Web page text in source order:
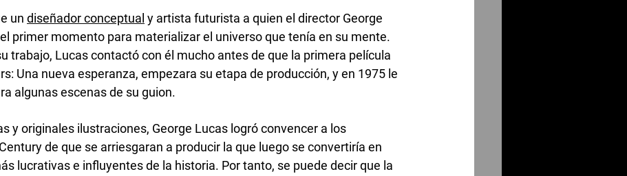
un diseñador conceptual y artista futurista a quien el director George
primer momento para materializar el universo que tenía en su mente.
trabajo, Lucas contactó con él mucho antes de que la primera película
Una nueva esperanza, empezara su etapa de producción, y en 1975 le
algunas escenas de su guion.
y originales ilustraciones, George Lucas logró convencer a los
de que se arriesgaran a producir la que luego se convertiría en
lucrativas e influyentes de la historia. Por tanto, se puede decir que la